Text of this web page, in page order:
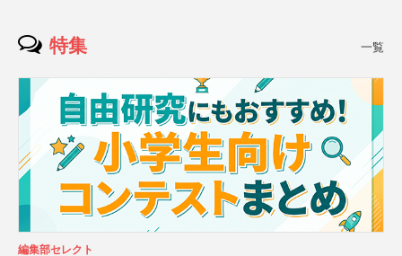
特集 一覧
編集部セレクト